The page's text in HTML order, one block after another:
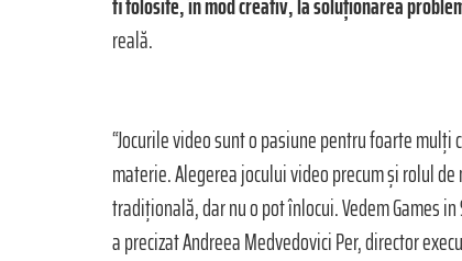
reală.
“Jocurile video sunt o pasiune pentru foarte
materie. Alegerea jocului video precum și rolul
tradițională, dar nu o pot înlocui. Vedem Games
a precizat Andreea Medvedovici Per, director